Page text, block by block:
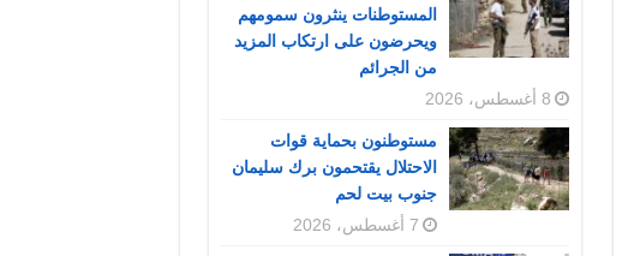
المستوطنات ينثرون سمومهم
ويحرضون على ارتكاب المزيد
من الجرائم
8 أغسطس، 2026
مستوطنون بحماية قوات
الاحتلال يقتحمون برك سليمان
جنوب بيت لحم
7 أغسطس، 2026